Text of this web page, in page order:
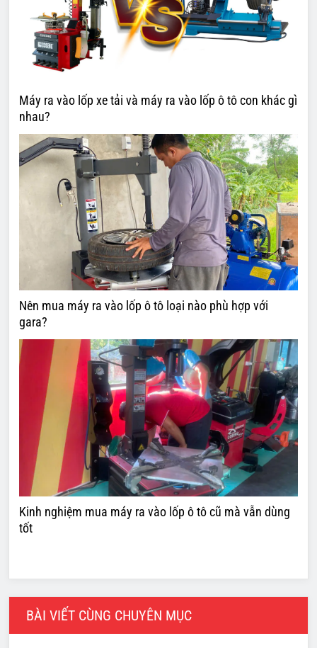
Máy ra vào lốp xe tải và máy ra vào lốp ô tô con khác gì
nhau?
Nên mua máy ra vào lốp ô tô loại nào phù hợp với
gara?
Kinh nghiệm mua máy ra vào lốp ô tô cũ mà vẫn dùng
tốt
BÀI VIẾT CÙNG CHUYÊN MỤC